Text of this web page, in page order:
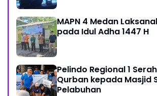
MAPN 4 Medan
pada Idul Adha 1447 H
Pelindo Regional 1
Qurban kepada Masjid
Pelabuhan